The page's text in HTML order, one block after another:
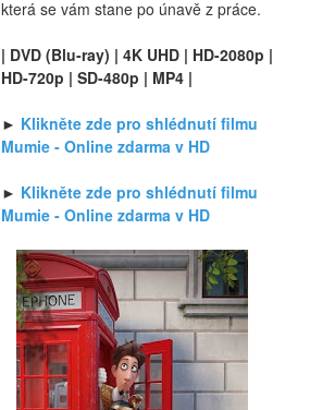
která se vám stane po únavě z práce.
| DVD (Blu-ray) | 4K UHD | HD-2080p |
HD-720p | SD-480p | MP4 |
► Klikněte zde pro shlédnutí filmu
Mumie - Online zdarma v HD
► Klikněte zde pro shlédnutí filmu
Mumie - Online zdarma v HD